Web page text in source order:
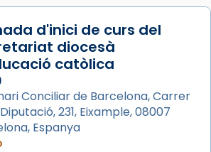
santes Juliana i
verges i màrtirs.
història de sant Cugat, a
Mitjana sorgeix la tradició
Juliana (“relatiu a Júlia”) i
(“relatiu a Semprònia =
seves. I l’any 1667, el
Roig, afirma en una obra
d'inici de curs del
diocesà
catòlica
Conciliar de Barcelona, Carrer
231, Eixample, 08007
Espanya